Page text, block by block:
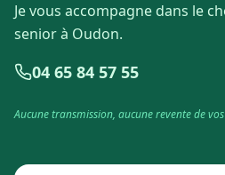
Je vous accompagne dans le
senior à Oudon.
04 65 84 57 55
Aucune transmission, aucune revente de